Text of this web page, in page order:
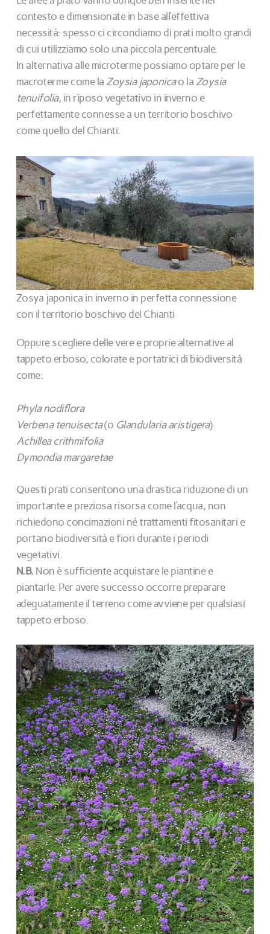
contesto e dimensionate in base all’effettiva
necessità: spesso ci circondiamo di prati molto grandi
di cui utilizziamo solo una piccola percentuale.
In alternativa alle microterme possiamo optare per le
macroterme come la Zoysia japonicao la Zoysia
tenuifolia, in riposo vegetativo in inverno e
perfettamente connesse a un territorio boschivo
come quello del Chianti.
Zosya japonica in inverno in perfetta connessione
con il territorio boschivo del Chianti
Oppure scegliere delle vere e proprie alternative al
tappeto erboso, colorate e portatrici di biodiversità
come:
Phyla nodiflora
Verbena tenuisecta(o Glandularia aristigera)
Achillea crithmifolia
Dymondia margaretae
Questi prati consentono una drastica riduzione di un
importante e preziosa risorsa come l’acqua, non
richiedono concimazioni né trattamenti fitosanitari e
portano biodiversità e fiori durante i periodi
vegetativi.
N.B. Non è sufficiente acquistare le piantine e
piantarle. Per avere successo occorre preparare
adeguatamente il terreno come avviene per qualsiasi
tappeto erboso.